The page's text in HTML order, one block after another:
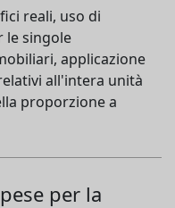
reali, uso di
le singole
applicazione
all'intera unità
proporzione a
per la